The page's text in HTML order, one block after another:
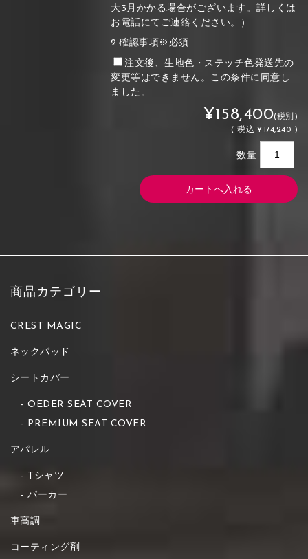
大3月かかる場合がございます。詳しくは
お電話にてご連絡ください。）
2.確認事項※必須
注文後、生地色・ステッチ色発送先の
変更等はできません。この条件に同意し
ました。
¥158,400(税別)
(税込 ¥174,240 )
数量
商品カテゴリー
CREST MAGIC
ネックパッド
シートカバー
OEDER SEAT COVER
PREMIUM SEAT COVER
アパレル
Tシャツ
パーカー
車高調
コーティング剤